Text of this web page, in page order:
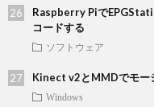
Raspberry Piで
コードする
ソフトウェア
Kinect v2とMMDでモー
Windows